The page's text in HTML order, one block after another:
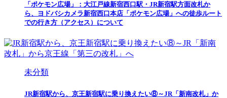
「ポケモン広場」：大江戸線新宿西口駅・JR新宿駅方面改札か
ら、ヨドバシカメラ新宿西口本店「ポケモン広場」への徒歩ルート
での行き方（アクセス）について
未分類
JR新宿駅から、京王新宿駅に乗り換えたい⑧～JR「新南改札」か